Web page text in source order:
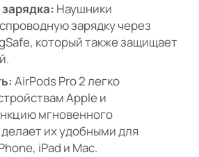
Наушники
зарядку через
который также защищает
AirPods Pro 2 легко
Apple и
мгновенного
их удобными для
iPad и Mac.